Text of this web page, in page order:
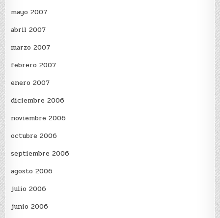
mayo 2007
abril 2007
marzo 2007
febrero 2007
enero 2007
diciembre 2006
noviembre 2006
octubre 2006
septiembre 2006
agosto 2006
julio 2006
junio 2006